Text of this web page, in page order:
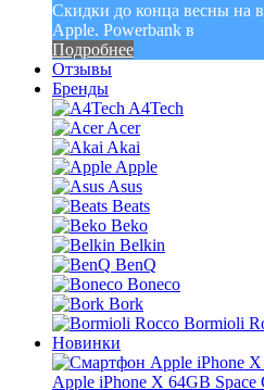
Скидки до конца весны
Apple. Powerbank в
Подробнее
Отзывы
Бренды
A4Tech
Acer
Akai
Apple
Asus
Beats
Beko
Belkin
BenQ
Boneco
Bork
Bormioli
Новинки
Apple iPhone X 64GB Space